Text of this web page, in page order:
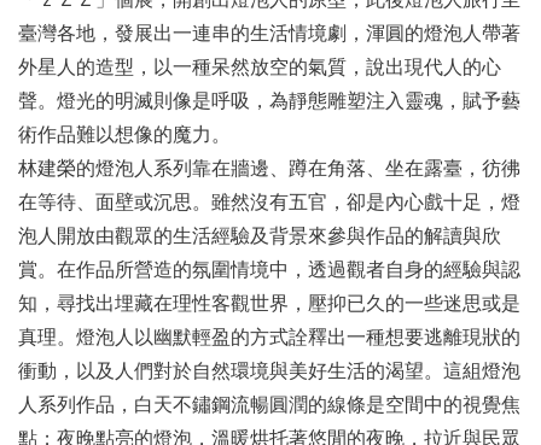
臺灣各地，發展出一連串的生活情境劇，渾圓的燈泡人帶著
外星人的造型，以一種呆然放空的氣質，說出現代人的心
聲。燈光的明滅則像是呼吸，為靜態雕塑注入靈魂，賦予藝
術作品難以想像的魔力。
林建榮的燈泡人系列靠在牆邊、蹲在角落、坐在露臺，彷彿
在等待、面壁或沉思。雖然沒有五官，卻是內心戲十足，燈
泡人開放由觀眾的生活經驗及背景來參與作品的解讀與欣
賞。在作品所營造的氛圍情境中，透過觀者自身的經驗與認
知，尋找出埋藏在理性客觀世界，壓抑已久的一些迷思或是
真理。燈泡人以幽默輕盈的方式詮釋出一種想要逃離現狀的
衝動，以及人們對於自然環境與美好生活的渴望。這組燈泡
人系列作品，白天不鏽鋼流暢圓潤的線條是空間中的視覺焦
點；夜晚點亮的燈泡，溫暖烘托著悠閒的夜晚，拉近與民眾